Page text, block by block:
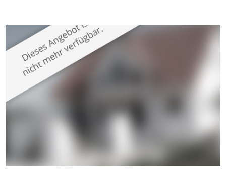
großzügige Räume und eine hochwertige Ausstattung, die
modernen Wohnkomfort mit einem stilvollen Ambiente
verbindet. Der […]